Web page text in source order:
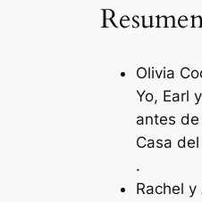
Olivia
Yo, Earl
antes
Casa
.
Rachel